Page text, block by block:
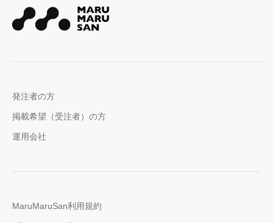
発注者の方
掲載希望（受注者）の方
運用会社
MaruMaruSan利用規約